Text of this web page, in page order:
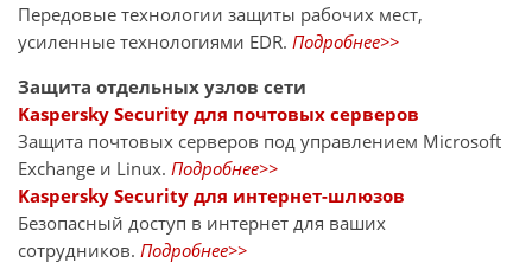
Передовые технологии защиты рабочих мест,
усиленные технологиями EDR. Подробнее>>
Защита отдельных узлов сети
Kaspersky Security для почтовых серверов
Защита почтовых серверов под управлением Microsoft
Exchange и Linux. Подробнее>>
Kaspersky Security для интернет-шлюзов
Безопасный доступ в интернет для ваших
сотрудников. Подробнее>>